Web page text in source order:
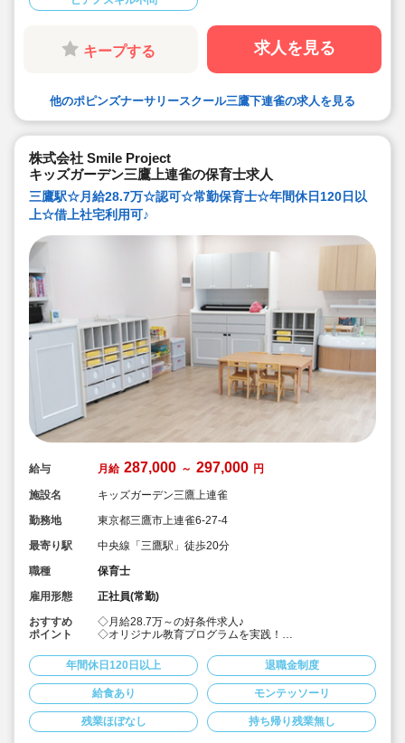
◎連絡帳は全てタブレットで記載します
◎月の残業時間平均7時間以内。（残業代支給）持ち帰り
◎長期休暇も取得可能
◎福利厚生面、研修等も充実しており安心してご勤務頂
す！
キープする 求人を見る
他のポピンズナーサリースクール三鷹下連雀の求人を見る
株式会社 Smile Project
キッズガーデン三鷹上連雀の保育士求人
三鷹駅☆月給28.7万☆認可☆常勤保育士☆年間休日120日以
上☆借上社宅利用可♪
給与 月給 287,000 ～ 297,000 円
施設名
キッズガーデン三鷹上連雀
勤務地
東京都三鷹市上連雀6-27-4
最寄り駅
中央線「三鷹駅」徒歩20分
職種
保育士
雇用形態
正社員(常勤)
おすすめ
ポイント
◇月給28.7万～の好条件求人♪
◇オリジナル教育プログラムを実践！
ラムを取り入れ、園児たちの可能性を広げている他、先
生のアイデアをもとに新しいプログラムを実施すること
もあるので、「得意なこと」「好きなこと」を活かすチ
ャンスがあります！
◇子どもが主体，保育環境による働きかけ中心の「見守
る保育」に取り組んでいます。
◇園長や本社スタッフなどへキャリアアップも可能で
年間休日120日以上 退職金制度
給食あり モンテッソーリ
残業ほぼなし 持ち帰り残業無し